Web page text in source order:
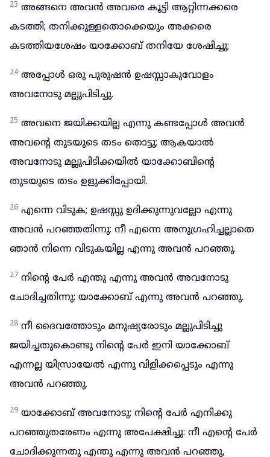
23 അങ്ങനെ അവൻ അവരെ കൂട്ടി ആറ്റിന്നക്കരെ
കടത്തി; തനിക്കുള്ളതൊക്കെയും അക്കരെ
കടത്തിയശേഷം യാക്കോബ് തനിയേ ശേഷിച്ചു;
24 അപ്പോൾ ഒരു പുരുഷൻ ഉഷസ്സാകുവോളം
അവനോടു മല്ലുപിടിച്ചു.
25 അവനെ ജയിക്കയില്ല എന്നു കണ്ടപ്പോൾ അവൻ
അവന്റെ തുടയുടെ തടം തൊട്ടു; ആകയാൽ
അവനോടു മല്ലുപിടിക്കയിൽ യാക്കോബിന്റെ
തുടയുടെ തടം ഉളുക്കിപ്പോയി.
26 എന്നെ വിടുക; ഉഷസ്സു ഉദിക്കുന്നുവല്ലോ എന്നു
അവൻ പറഞ്ഞതിന്നു: നീ എന്നെ അനുഗ്രഹിച്ചല്ലാതെ
ഞാൻ നിന്നെ വിടുകയില്ല എന്നു അവൻ പറഞ്ഞു.
27 നിന്റെ പേർ എന്തു എന്നു അവൻ അവനോടു
ചോദിച്ചതിന്നു: യാക്കോബ് എന്നു അവൻ പറഞ്ഞു.
28 നീ ദൈവത്തോടും മനുഷ്യരോടും മല്ലുപിടിച്ചു
ജയിച്ചതുകൊണ്ടു നിന്റെ പേർ ഇനി യാക്കോബ്
എന്നല്ല യിസ്രായേൽ എന്നു വിളിക്കപ്പെടും എന്നു
അവൻ പറഞ്ഞു.
29 യാക്കോബ് അവനോടു: നിന്റെ പേർ എനിക്കു
പറഞ്ഞുതരേണം എന്നു അപേക്ഷിച്ചു: നീ എന്റെ പേർ
ചോദിക്കുന്നതു എന്തു എന്നു അവൻ പറഞ്ഞു,